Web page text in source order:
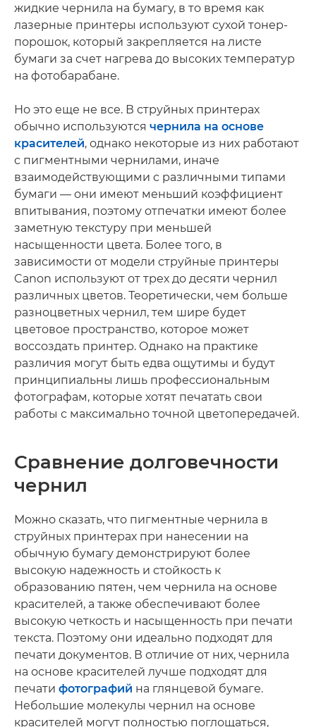
жидкие чернила на бумагу, в то время как
лазерные принтеры используют сухой тонер-
порошок, который закрепляется на листе
бумаги за счет нагрева до высоких температур
на фотобарабане.
Но это еще не все. В струйных принтерах
обычно используются чернила на основе
красителей, однако некоторые из них работают
с пигментными чернилами, иначе
взаимодействующими с различными типами
бумаги — они имеют меньший коэффициент
впитывания, поэтому отпечатки имеют более
заметную текстуру при меньшей
насыщенности цвета. Более того, в
зависимости от модели струйные принтеры
Canon используют от трех до десяти чернил
различных цветов. Теоретически, чем больше
разноцветных чернил, тем шире будет
цветовое пространство, которое может
воссоздать принтер. Однако на практике
различия могут быть едва ощутимы и будут
принципиальны лишь профессиональным
фотографам, которые хотят печатать свои
работы с максимально точной цветопередачей.
Сравнение долговечности
чернил
Можно сказать, что пигментные чернила в
струйных принтерах при нанесении на
обычную бумагу демонстрируют более
высокую надежность и стойкость к
образованию пятен, чем чернила на основе
красителей, а также обеспечивают более
высокую четкость и насыщенность при печати
текста. Поэтому они идеально подходят для
печати документов. В отличие от них, чернила
на основе красителей лучше подходят для
печати фотографий на глянцевой бумаге.
Небольшие молекулы чернил на основе
красителей могут полностью поглощаться,